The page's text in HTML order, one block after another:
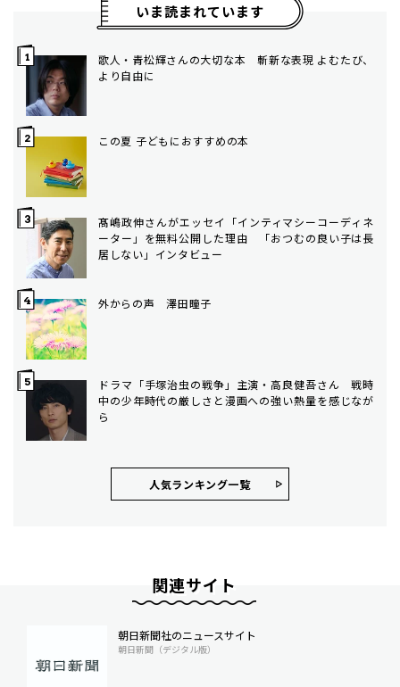
いま読まれています
歌人・青松輝さんの大切な本 斬新な表現 よむたび、
より自由に
この夏 子どもにおすすめの本
髙嶋政伸さんがエッセイ「インティマシーコーディネ
ーター」を無料公開した理由 「おつむの良い子は長
居しない」インタビュー
外からの声 澤田瞳子
ドラマ「手塚治虫の戦争」主演・高良健吾さん 戦時
中の少年時代の厳しさと漫画への強い熱量を感じなが
ら
人気ランキング⼀覧
関連サイト
朝日新聞社のニュースサイト
朝日新聞（デジタル版）